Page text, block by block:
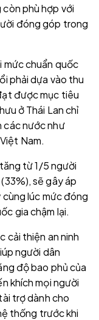
còn phù hợp với
đóng góp trong
mức chuẩn quốc
phải dựa vào thu
được mục tiêu
ở Thái Lan chỉ
các nước như
Nam.
từ 1/5 người
sẽ gây áp
lúc mức đóng
gia chậm lại.
cải thiện an ninh
người dân
độ bao phủ của
khích mọi người
trợ dành cho
thống trước khi